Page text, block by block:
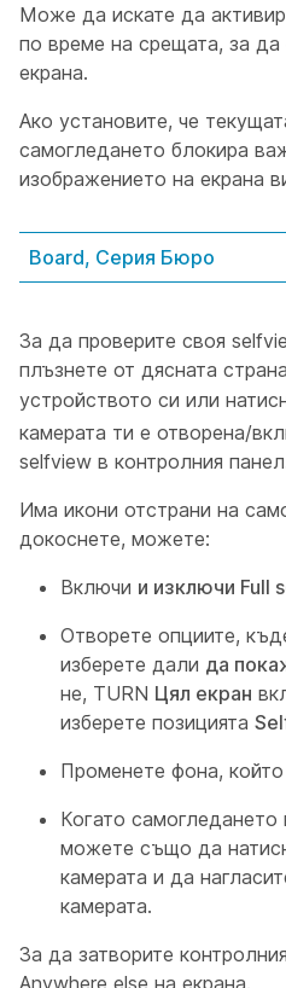
Може да искате да
по време на срещата, за
екрана.
Ако установите, че
самогледането блокира
изображението на екрана
Board, Серия Бюро
За да проверите своя
плъзнете от дясната
устройството си или
камерата ти е отворена/
selfview в контролния
Има икони отстрани на
докоснете, можете:
Включи и изключи Full
Отворете опциите,
изберете дали да
не, TURN Цял екран
изберете позицията
Променете фона,
Когато самогледането
можете също да
камерата и да
камерата.
За да затворите